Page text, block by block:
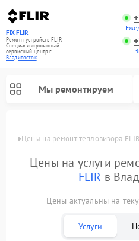
FIX-FLIR
Ремонт устройств FLIR
Специализированный
cервисный центр г.
Владивосток
Мы ремонтируем
Цены на ремонт тепловизора
Цены на услуги
FLIR в
Цены актуальны на
Услуги